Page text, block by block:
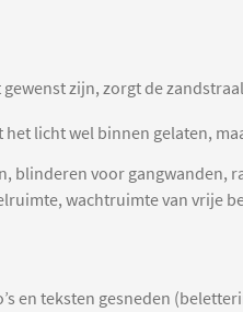
zijn, zorgt de
licht wel binnen gelaten,
blinderen voor gangwanden,
wachtruimte van vrije
en teksten gesneden